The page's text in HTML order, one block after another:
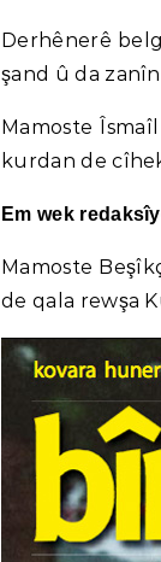
Derhênerê
şand û da
Mamoste
kurdan de
Em wek
Mamoste
de qala rewşa